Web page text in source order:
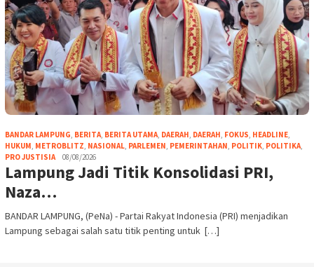
BANDAR LAMPUNG, BERITA, BERITA UTAMA, DAERAH, DAERAH, FOKUS, HEADLINE,
HUKUM, METROBLITZ, NASIONAL, PARLEMEN, PEMERINTAHAN, POLITIK, POLITIKA,
PRO JUSTISIA
08/08/2026
Lampung Jadi Titik Konsolidasi PRI,
Naza…
BANDAR LAMPUNG, (PeNa) - Partai Rakyat Indonesia (PRI) menjadikan
Lampung sebagai salah satu titik penting untuk […]